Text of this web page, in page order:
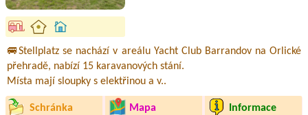
🚐Stellplatz se nachází v areálu Yacht Club Barrandov na Orlické
přehradě, nabízí 15 karavanových stání.
Místa mají sloupky s elektřinou a v..
Schránka Mapa Informace